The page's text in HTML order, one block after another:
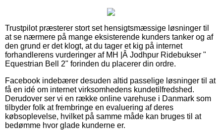
Trustpilot præsterer stort set hensigtsmæssige løsninger til
at se nærmere på mange eksisterende kunders tanker og af
den grund er det klogt, at du tager et kig på internet
forhandlerens vurderinger af MH |Â Jodhpur Ridebukser "
Equestrian Bell 2" forinden du placerer din ordre.
Facebook indebærer desuden altid passelige løsninger til at
få en idé om internet virksomhedens kundetilfredshed.
Derudover ser vi en række online varehuse i Danmark som
tilbyder folk at frembringe en evaluering af deres
købsoplevelse, hvilket på samme måde kan bruges til at
bedømme hvor glade kunderne er.